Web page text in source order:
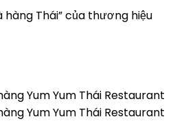
hàng Thái” của thương hiệu